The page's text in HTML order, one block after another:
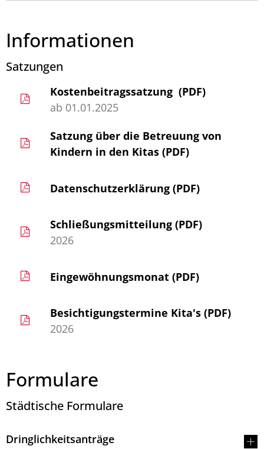
Informationen
Satzungen
Kostenbeitragssatzung (PDF)
ab 01.01.2025
Satzung über die Betreuung von
Kindern in den Kitas (PDF)
Datenschutzerklärung (PDF)
Schließungsmitteilung (PDF)
2026
Eingewöhnungsmonat (PDF)
Besichtigungstermine Kita's (PDF)
2026
Formulare
Städtische Formulare
Dringlichkeitsanträge